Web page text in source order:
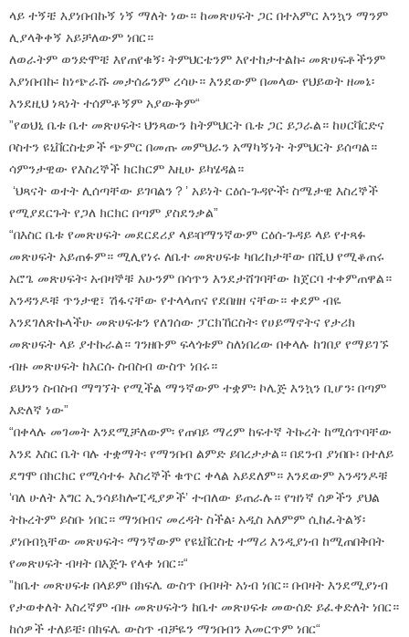
ላይ ተኝቼ እያነበብኩኝ ነኝ ማለት ነው። ከመጽሀፍት ጋር በተአምር እንኳን ማንም
ሊያላቅቀኝ አይቻለውም ነበር።
ለወራትም ወንድሞቼ እየጠየቁኝ፡ ትምህርቴንም እየተከታተልኩ፡ መጽሀፍቶችንም
እያነበብኩ፡ ከነጭራሹ መታሰሬንም ረሳሁ። እንደውም በመላው የህይወት ዘመኔ፡
እንደዚህ ነጻነት ተሰምቶኝም አያውቅም“
”የወህኒ ቤቱ ቤተ መጽሀፍት፡ ህንጻውን ከትምህርት ቤቱ ጋር ይጋራል። ከሀርቫርድና
ቦስተን ዩኒቨርስቲዎች ጭምር በመጡ መምህራን አማካኝነት ትምህርት ይሰጣል።
ሳምንታዊው የእስረኞች ክርክርም እዚሁ ይካሄዳል።
‘ህጻናት ወተት ሊሰጣቸው ይገባልን？’ አይነት ርዕሰ-ጉዳዮች፡ ስሜታዊ እስረኞች
የሚያደርጉት የጋለ ክርክር በጣም ያስደንቃል”
“በእስር ቤቱ የመጽሀፍት መደርደሪያ ላይ፡በማንኛውም ርዕሰ-ጉዳይ ላይ የተጻፉ
መጽሀፍት አይጠፉም። ሚሊየነሩ ለቤተ መጽሀፍቱ ካበረከታቸው በሺህ የሚቆጠሩ
አሮጌ መጽሀፍት፡ አብዛኞቹ አሁንም በሳጥን እንደታሸገባቸው ከጀርባ ተቀምጠዋል።
አንዳንዶቹ ጥንታዊ፣ ሽፋናቸው የተላላጠና የደበዘዘ ናቸው። ቀደም ብዬ
እንደገለጽኩላችሁ መጽሀፍቱን የለገሰው ፓርክኸርስት፡ የሀይማኖትና የታሪክ
መጽሀፍት ላይ ያተኩራል። ገንዘቡም ፍላጎቱም ስለነበረው በቀላሉ ከገበያ የማይገኙ
ብዙ መጽሀፍት ከእርሱ ስብስብ ውስጥ ነበሩ።
ይህንን ስብስብ ማግኘት የሚችል ማንኛውም ተቋም፡ ኮሌጅ እንኳን ቢሆን፡ በጣም
እድለኛ ነው”
“በቀላሉ መገመት እንደሚቻለውም፡ የጠባይ ማረም ከፍተኛ ትኩረት ከሚሰጥባቸው
እንደ እስር ቤት ባሉ ተቋማት፡ የማንበብ ልምድ ይበረታታል። በደንብ ያነበቡ፡ በተለይ
ደግሞ በክርክር የሚሳተፉ እስረኞች ቁጥር ቀላል አይደለም። እንደውም አንዳንዶቹ
‘ባለ ሁለት እግር ኢንሳይክሎፒዲያዎች’ ተብለው ይጠራሉ። የዝነኛ ሰዎችን ያህል
ትኩረትም ይስቡ ነበር። ማንበብና መረዳት ስችል፡ አዲስ አለምም ሲከፈትልኝ፡
ያነበብኳቸው መጽሀፍት፡ ማንኛውም የዩኒቨርስቲ ተማሪ እንዲያነብ ከሚጠበቅበት
የመጽሀፍት ብዛት በእጅጉ የላቀ ነበር።“
”ከቤተ መጽሀፍቱ በላይም በክፍሌ ውስጥ በብዛት አነብ ነበር። በብዛት እንደሚያነብ
የታወቀለት እስረኛም ብዙ መጽሀፍትን ከቤተ መጽሀፍቱ መውሰድ ይፈቀድለት ነበር።
ከሰዎች ተለይቼ፡ በክፍሌ ውስጥ ብቻዬን ማንበብን እመርጥም ነበር“